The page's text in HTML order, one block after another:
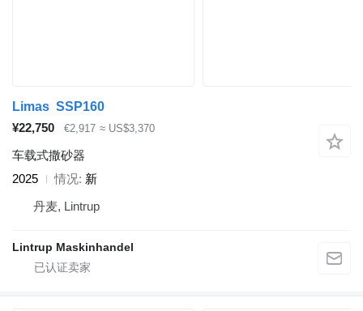
Limas SSP160
¥22,750
€2,917 ≈ US$3,370
车载式撒砂器
2025
情况 新
丹麦, Lintrup
Lintrup Maskinhandel